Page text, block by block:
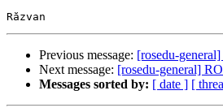
Previous message: [rosedu-
Next message: [rosedu-general]
Messages sorted by: [ date ] [